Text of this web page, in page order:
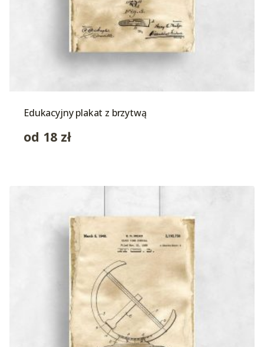
Edukacyjny plakat z brzytwą
od 18 zł